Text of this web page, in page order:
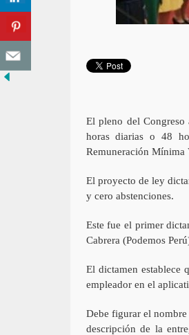
El pleno del Congreso
horas diarias o 48
Remuneración Mínima
El proyecto de ley
y cero abstenciones.
Este fue el primer
Cabrera (Podemos
El dictamen establece
empleador en el
Debe figurar el
descripción de la